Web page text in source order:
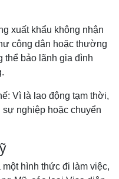
xuất khẩu không nhận
công dân hoặc thường
thể bảo lãnh gia đình
Vì là lao động tạm thời,
sự nghiệp hoặc chuyển
hình thức đi làm việc,